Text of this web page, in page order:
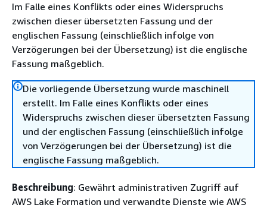
Im Falle eines Konflikts oder eines Widerspruchs
zwischen dieser übersetzten Fassung und der
englischen Fassung (einschließlich infolge von
Verzögerungen bei der Übersetzung) ist die englische
Fassung maßgeblich.
Die vorliegende Übersetzung wurde maschinell
erstellt. Im Falle eines Konflikts oder eines
Widerspruchs zwischen dieser übersetzten Fassung
und der englischen Fassung (einschließlich infolge
von Verzögerungen bei der Übersetzung) ist die
englische Fassung maßgeblich.
Beschreibung: Gewährt administrativen Zugriff auf
AWS Lake Formation und verwandte Dienste wie AWS